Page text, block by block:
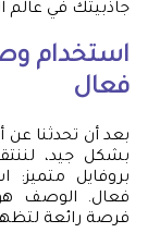
جاذبيتك في عالم
استخدام
فعال
بعد أن تحدثنا
بشكل جيد،
بروفايل
فعال. الوصف
فرصة رائعة